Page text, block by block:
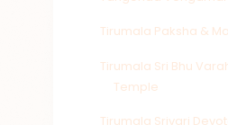
Tirumala Paksha &
Tirumala Sri Bhu
Temple
Tirumala Srivari